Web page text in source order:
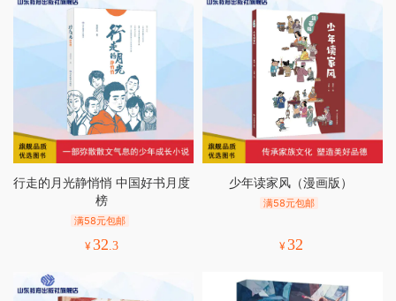
行走的月光静悄悄 中国好书月度
榜
满58元包邮
¥32.3
少年读家风（漫画版）
满58元包邮
¥32